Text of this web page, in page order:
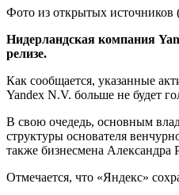
Фото из открытых источников
Нидерландская компания
релизе.
Как сообщается, указанные
Yandex N.V. больше не будет
В свою очедедь, основным
структуры основателя
также бизнесмена
Отмечается, что «Яндекс»